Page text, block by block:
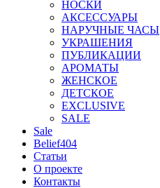
НОСКИ
АКСЕССУАРЫ
НАРУЧНЫЕ ЧАСЫ
УКРАШЕНИЯ
ПУБЛИКАЦИИ
АРОМАТЫ
ЖЕНСКОЕ
ДЕТСКОЕ
EXCLUSIVE
SALE
Sale
Belief404
Статьи
О проекте
Контакты